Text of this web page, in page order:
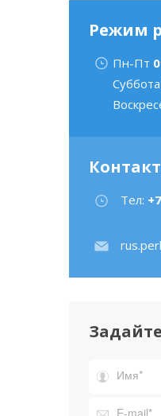
Режим
Пн-Пт
Суббота
Тел: